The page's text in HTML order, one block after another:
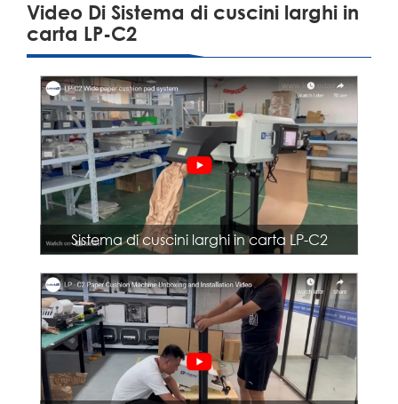
Video Di Sistema di cuscini larghi in
carta LP-C2
Sistema di cuscini larghi in carta LP-C2